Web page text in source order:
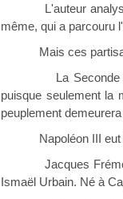
L'auteur analyse la
même, qui a parcouru
Mais ces partisans
La Seconde
puisque seulement la
peuplement
Napoléon III eut la
Jacques Frémeaux
Ismaël Urbain. Né à